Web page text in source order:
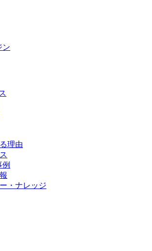
理由
・ナレッジ